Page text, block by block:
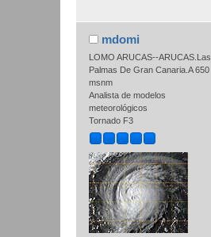
mdomi
LOMO ARUCAS--ARUCAS.Las
Palmas De Gran Canaria.A 650
msnm
Analista de modelos
meteorológicos
Tornado F3